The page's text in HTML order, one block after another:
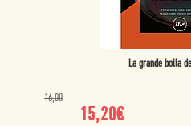
La grande bolla
16,00
15,20€